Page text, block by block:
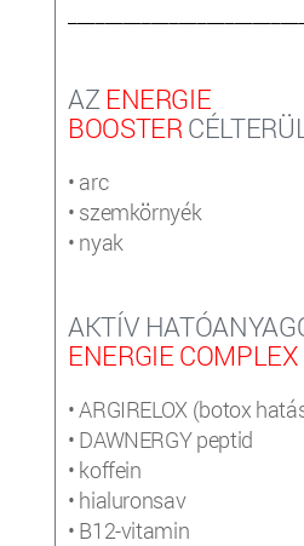
AZ ENERGIE
BOOSTER
• arc
• szemkörnyék
• nyak
AKTÍV
ENERGIE COMPLEX
• ARGIRELOX (botox
• DAWNERGY peptid
• koffein
• hialuronsav
• B12-vitamin